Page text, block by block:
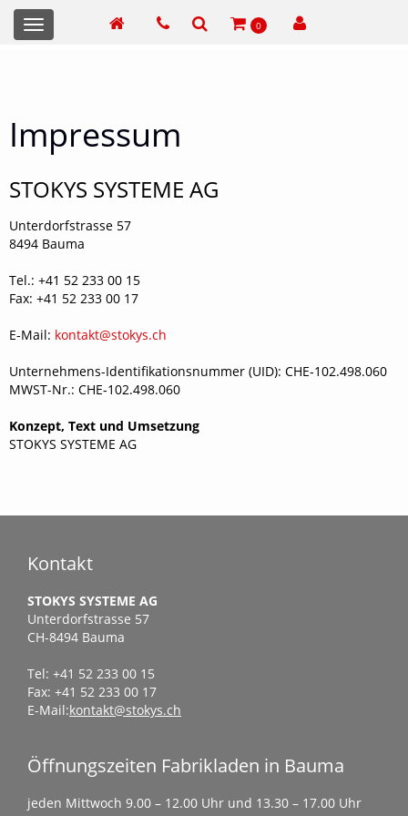
0
Toggle
navigation
Impressum
STOKYS SYSTEME AG
Unterdorfstrasse 57
8494 Bauma
Tel.: +41 52 233 00 15
Fax: +41 52 233 00 17
E-Mail: kontakt@stokys.ch
Unternehmens-Identifikationsnummer (UID): CHE‑102.498.060
MWST-Nr.: CHE‑102.498.060
Konzept, Text und Umsetzung
STOKYS SYSTEME AG
Kontakt
STOKYS SYSTEME AG
Unterdorfstrasse 57
CH-8494 Bauma
Tel: +41 52 233 00 15
Fax: +41 52 233 00 17
E-Mail:kontakt@stokys.ch
Öffnungszeiten Fabrikladen in Bauma
jeden Mittwoch 9.00 – 12.00 Uhr und 13.30 – 17.00 Uhr